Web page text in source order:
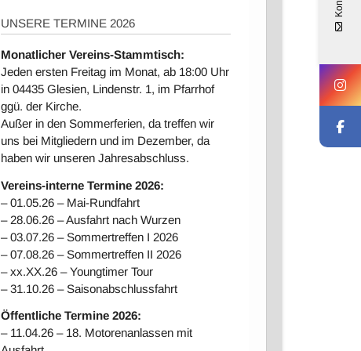
UNSERE TERMINE 2026
Monatlicher Vereins-Stammtisch:
Jeden ersten Freitag im Monat, ab 18:00 Uhr
in 04435 Glesien, Lindenstr. 1, im Pfarrhof
ggü. der Kirche.
Außer in den Sommerferien, da treffen wir
uns bei Mitgliedern und im Dezember, da
haben wir unseren Jahresabschluss.
Vereins-interne Termine 2026:
– 01.05.26 – Mai-Rundfahrt
– 28.06.26 – Ausfahrt nach Wurzen
– 03.07.26 – Sommertreffen I 2026
– 07.08.26 – Sommertreffen II 2026
– xx.XX.26 – Youngtimer Tour
– 31.10.26 – Saisonabschlussfahrt
Öffentliche Termine 2026:
– 11.04.26 – 18. Motorenanlassen mit